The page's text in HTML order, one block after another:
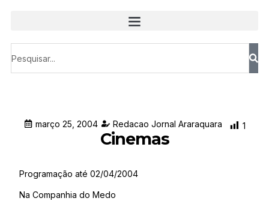
março 25, 2004 Redacao Jornal Araraquara 1
Cinemas
Programação até 02/04/2004
Na Companhia do Medo